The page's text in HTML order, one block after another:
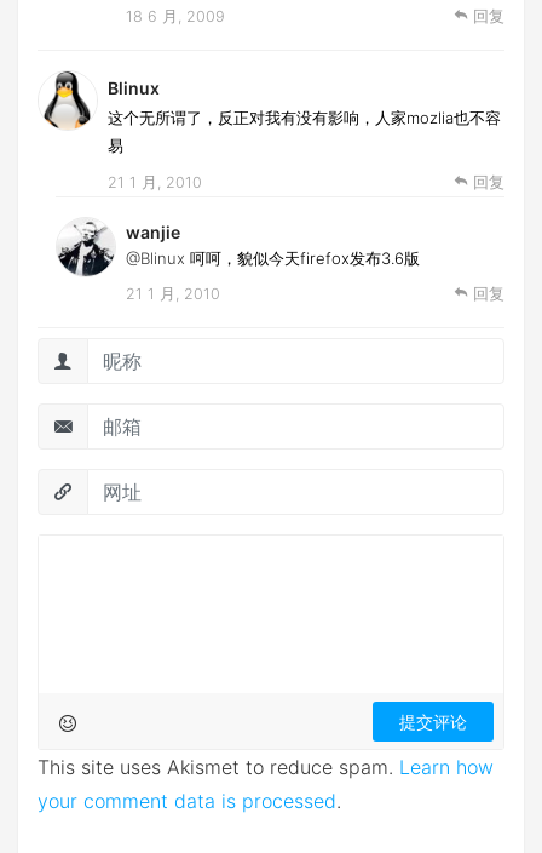
18 6 月, 2009 回复
Blinux
这个无所谓了，反正对我有没有影响，人家mozlia也不容
易
21 1 月, 2010 回复
wanjie
@Blinux 呵呵，貌似今天firefox发布3.6版
21 1 月, 2010 回复
This site uses Akismet to reduce spam. Learn how
your comment data is processed.